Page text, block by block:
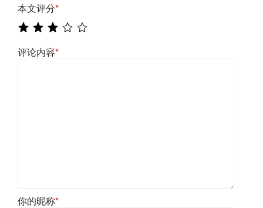
本文评分*
评论内容*
你的昵称*